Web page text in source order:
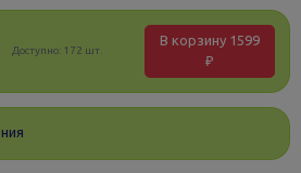
Доступно: 172 шт.
В корзину 1599
₽